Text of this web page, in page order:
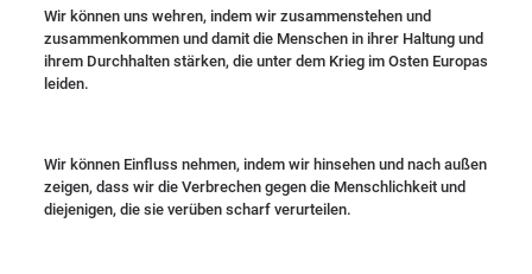
Wir können uns wehren, indem wir zusammenstehen und
zusammenkommen und damit die Menschen in ihrer Haltung und
ihrem Durchhalten stärken, die unter dem Krieg im Osten Europas
leiden.
Wir können Einfluss nehmen, indem wir hinsehen und nach außen
zeigen, dass wir die Verbrechen gegen die Menschlichkeit und
diejenigen, die sie verüben scharf verurteilen.